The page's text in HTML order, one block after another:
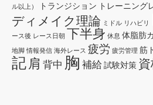
ル以上）
トランジション トレーニング
ディメイク理論 ミドル リハビリ
ース後 レース日朝 下半身 休息 体脂肪
地脚 情報発信 海外レース 疲労 疲労管理 筋
記 肩 背中 胸 補給 試験対策